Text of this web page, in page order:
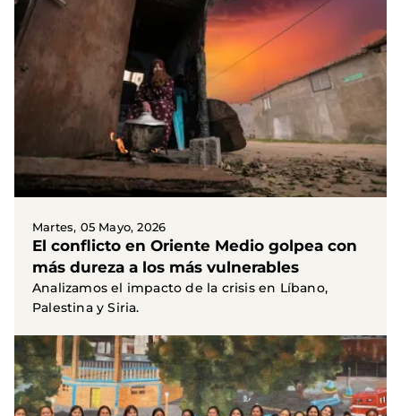
Martes, 05 Mayo, 2026
El conflicto en Oriente Medio golpea con
más dureza a los más vulnerables
Analizamos el impacto de la crisis en Líbano,
Palestina y Siria.